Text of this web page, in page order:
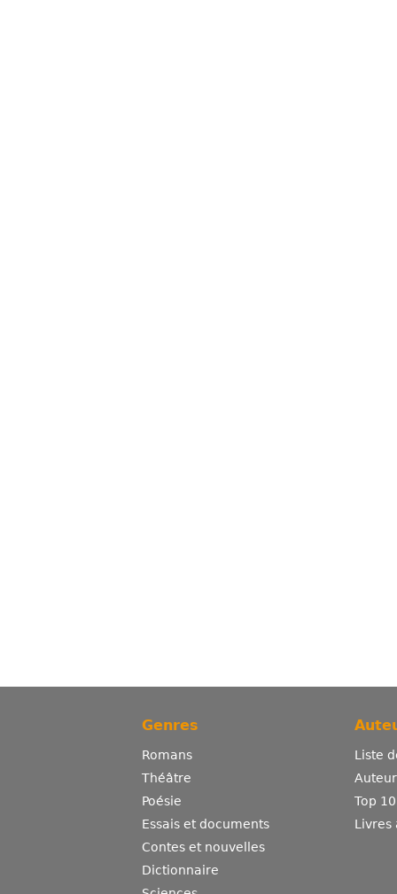
Genres
Romans
Théâtre
Poésie
Essais et documents
Contes et nouvelles
Dictionnaire
Liste
Top
Livres